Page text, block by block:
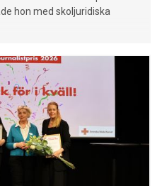
hon med skoljuridiska